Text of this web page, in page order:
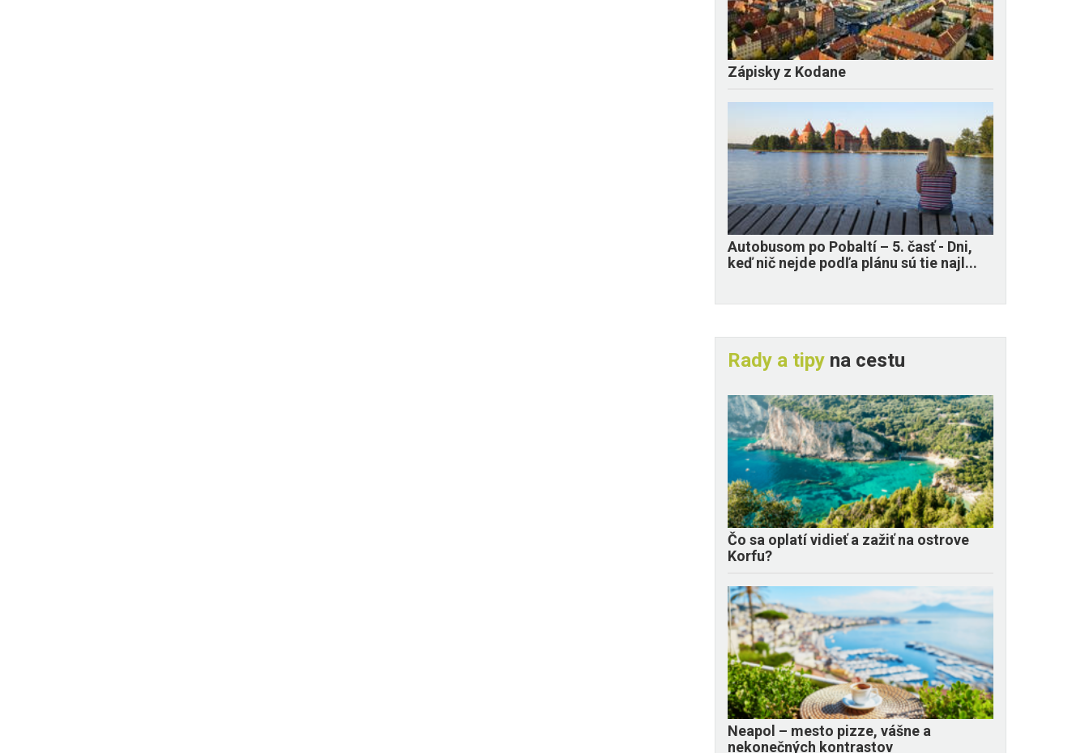
Zápisky z Kodane
​Autobusom po Pobaltí – 5. časť - Dni,
keď nič nejde podľa plánu sú tie najl...
Rady a tipy na cestu
Čo sa oplatí vidieť a zažiť na ostrove
Korfu?
Neapol – mesto pizze, vášne a
nekonečných kontrastov